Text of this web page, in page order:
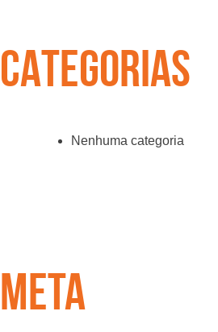
CATEGORIAS
Nenhuma categoria
META